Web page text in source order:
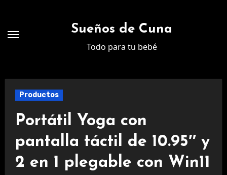
contenido
Sueños de Cuna
Todo para tu bebé
Productos
Portátil Yoga con
pantalla táctil de 10.95″ y
2 en 1 plegable con Win11